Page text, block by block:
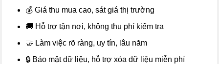
💰 Giá thu mua cao, sát giá thị trường
🚚 Hỗ trợ tận nơi, không thu phí kiểm tra
🤝 Làm việc rõ ràng, uy tín, lâu năm
🔒 Bảo mật dữ liệu, hỗ trợ xóa dữ liệu miễn phí